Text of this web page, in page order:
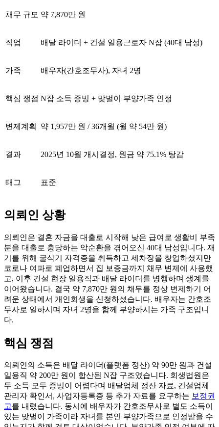
채무 규모 약 7,870만 원
직업 배달 라이더 + 건설 일용근로자 N잡 (40대 남성)
가족 배우자(간호조무사), 자녀 2명
핵심 쟁점 N잡 소득 증빙 + 맞벌이 부양가족 인정
변제계획 약 1,957만 원 / 36개월 (월 약 54만 원)
결과 2025년 10월 개시결정, 원금 약 75.1% 탕감
태그 표준
의뢰인 상황
의뢰인은 결혼 자금을 대출로 시작해 낮은 급여로 생활비 부족
분을 대출로 충당하는 악순환을 겪어오신 40대 남성입니다. 재
기를 위해 굴삭기 자격증을 취득하고 세차장을 창업하셨지만
코로나 여파로 폐업하면서 집 보증금까지 채무 변제에 사용했
고, 이후 건설 현장 일용직과 배달 라이더를 병행하며 생계를
이어왔습니다. 결국 약 7,870만 원의 채무를 정상 변제하기 어
려운 상태에서 개인회생을 신청하셨습니다. 배우자는 간호조
무사로 일하시며 자녀 2명을 함께 부양하시는 가족 구조입니
다.
핵심 쟁점
의뢰인의 소득은 배달 라이더(플랫폼 정산) 약 90만 원과 건설
일용직 약 200만 원이 합산된 N잡 구조였습니다. 회생법원은
두 소득 모두 증빙이 어렵다며 배달업체 정산 자료, 건설업체
관리자 확인서, 사업자등록증 등 추가 자료를 요구하는 보정권
고를 내렸습니다. 동시에 배우자가 간호조무사로 별도 소득이
있는 맞벌이 가족이라 자녀를 본인 부양가족으로 인정받을 수